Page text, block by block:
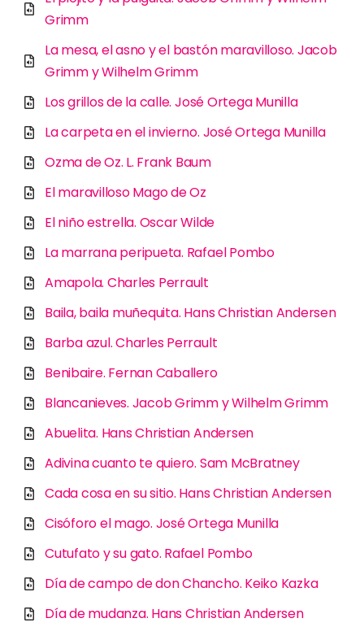
Grimm
La mesa, el asno y el bastón maravilloso. Jacob
Grimm y Wilhelm Grimm
Los grillos de la calle. José Ortega Munilla
La carpeta en el invierno. José Ortega Munilla
Ozma de Oz. L. Frank Baum
El maravilloso Mago de Oz
El niño estrella. Oscar Wilde
La marrana peripueta. Rafael Pombo
Amapola. Charles Perrault
Baila, baila muñequita. Hans Christian Andersen
Barba azul. Charles Perrault
Benibaire. Fernan Caballero
Blancanieves. Jacob Grimm y Wilhelm Grimm
Abuelita. Hans Christian Andersen
Adivina cuanto te quiero. Sam McBratney
Cada cosa en su sitio. Hans Christian Andersen
Cisóforo el mago. José Ortega Munilla
Cutufato y su gato. Rafael Pombo
Día de campo de don Chancho. Keiko Kazka
Día de mudanza. Hans Christian Andersen